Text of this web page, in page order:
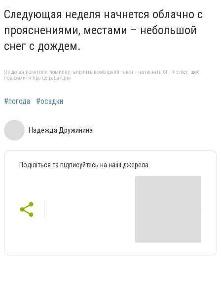
Следующая неделя начнется облачно с
прояснениями, местами – небольшой
снег с дождем.
Якщо ви помітили помилку, виділіть необхідний текст і натисніть Ctrl + Enter, щоб
повідомити про це редакцію
#погода #осадки
Надежда Дружинина
Поділіться та підписуйтесь на наші джерела